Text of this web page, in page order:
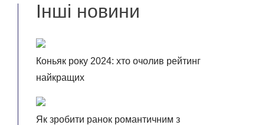
Інші новини
Коньяк року 2024: хто очолив рейтинг
найкращих
Як зробити ранок романтичним з